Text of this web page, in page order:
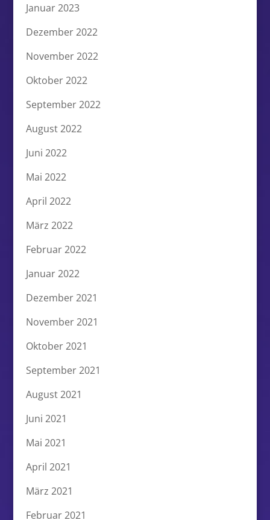
Januar 2023
Dezember 2022
November 2022
Oktober 2022
September 2022
August 2022
Juni 2022
Mai 2022
April 2022
März 2022
Februar 2022
Januar 2022
Dezember 2021
November 2021
Oktober 2021
September 2021
August 2021
Juni 2021
Mai 2021
April 2021
März 2021
Februar 2021